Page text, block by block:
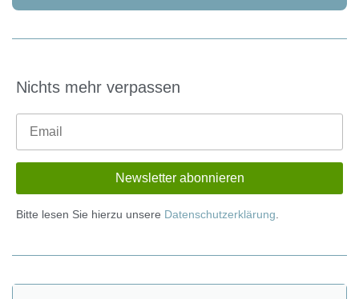
Nichts mehr verpassen
Bitte lesen Sie hierzu unsere Datenschutzerklärung